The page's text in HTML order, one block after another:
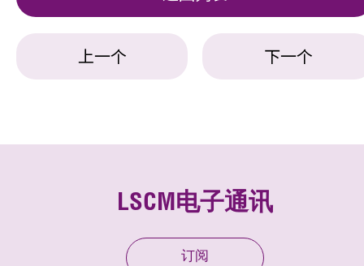
上一个 下一个
LSCM电子通讯
订阅